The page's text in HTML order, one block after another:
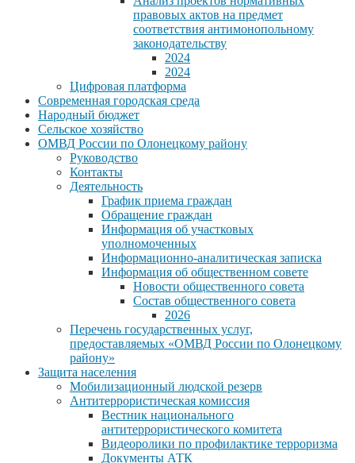
правовых актов на предмет
соответствия антимонопольному
законодательству
2024
2024
Цифровая платформа
Современная городская среда
Народный бюджет
Сельское хозяйство
ОМВД России по Олонецкому району
Руководство
Контакты
Деятельность
График приема граждан
Обращение граждан
Информация об участковых
уполномоченных
Информационно-аналитическая записка
Информация об общественном совете
Новости общественного совета
Состав общественного совета
2026
Перечень государственных услуг,
предоставляемых «ОМВД России по Олонецкому
району»
Защита населения
Мобилизационный людской резерв
Антитеррористическая комиссия
Вестник национального
антитеррористического комитета
Видеоролики по профилактике терроризма
Документы АТК